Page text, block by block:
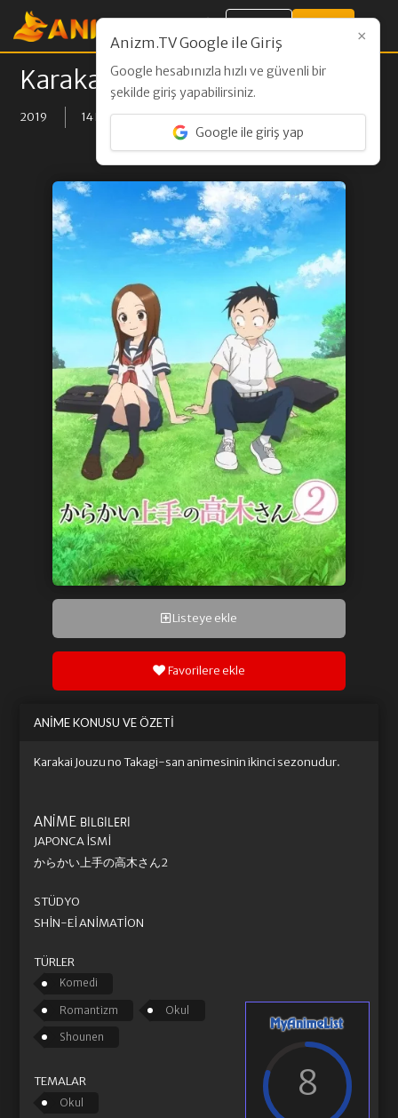
Karakai Jouzu no Takagi-san 2
2019 14 BÖLÜM
ANIME KONUSU VE ÖZETI
Karakai Jouzu no Takagi-san animesinin ikinci sezonudur.
8
ANIME BILGILERI
JAPONCA İSMI
からかい上手の高木さん2
STÜDYO
SHIN-EI ANIMATION
TÜRLER
Komedi
Romantizm Okul
Shounen
TEMALAR
Okul
Listeye ekle
Favorilere ekle
×
Anizm.TV Google ile Giriş
Google hesabınızla hızlı ve güvenli bir
şekilde giriş yapabilirsiniz.
Google ile giriş yap